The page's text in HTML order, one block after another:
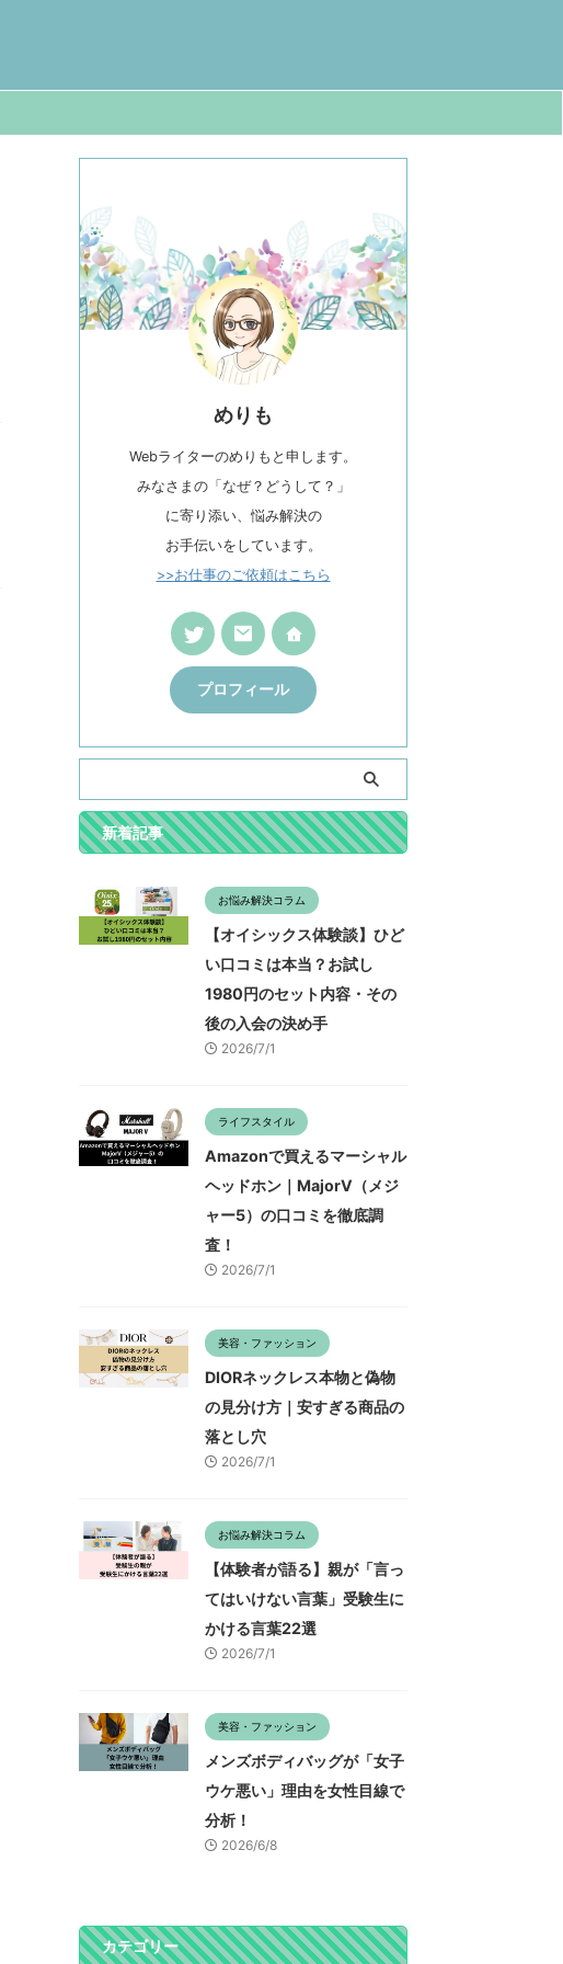
めりも
Webライターのめりもと申します。
みなさまの「なぜ？どうして？」
に寄り添い、悩み解決の
お手伝いをしています。
>>お仕事のご依頼はこちら
プロフィール
新着記事
お悩み解決コラム
【オイシックス体験談】ひど
い口コミは本当？お試し
1980円のセット内容・その
後の入会の決め手
2026/7/1
ライフスタイル
Amazonで買えるマーシャル
ヘッドホン｜MajorV（メジ
ャー5）の口コミを徹底調
査！
2026/7/1
美容・ファッション
DIORネックレス本物と偽物
の見分け方｜安すぎる商品の
落とし穴
2026/7/1
お悩み解決コラム
【体験者が語る】親が「言っ
てはいけない言葉」受験生に
かける言葉22選
2026/7/1
美容・ファッション
メンズボディバッグが「女子
ウケ悪い」理由を女性目線で
分析！
2026/6/8
カテゴリー